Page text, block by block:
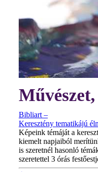
Bibliart –
Keresztény tematikájú
Képeink témáját a
kiemelt napjaiból
is szeretnél hasonló
szeretettel 3 órás